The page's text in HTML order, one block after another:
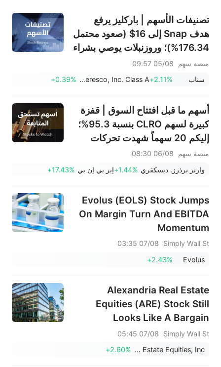
تصنيفات الأسهم | باركليز يرفع
هدف Snap إلى 16$ (صعود محتمل
176.34%)؛ وروزنبلات يوصي بشراء
SK Hynix بهدف 320$
منصة سهم
05/08 09:57
سناب
+2.11%
Ameresco, Inc. Class A
+0.39%
أسهم ما قبل افتتاح السوق | قفزة
كبيرة لسهم CLRO بنسبة 95.3%؛
إليكم 20 سهماً شهدت تحركات
أغسطس)
منصة سهم
06/08 08:30
وارنر برذرز. ديسكفري +1.44%إير بي إن بي +17.43%
Evolus (EOLS) Stock Jumps
On Margin Turn And EBITDA
Momentum
Simply Wall St
07/08 03:35
Evolus
+2.43%
Alexandria Real Estate
Equities (ARE) Stock Still
Looks Like A Bargain
Simply Wall St
07/08 05:45
Alexandria Real Estate Equities, Inc.
+2.60%